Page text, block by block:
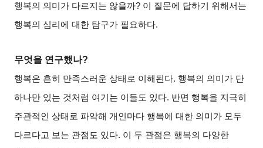
행복의 의미가 다르지는 않을까? 이 질문에 답하기 위해서는
행복의 심리에 대한 탐구가 필요하다.
무엇을 연구했나?
행복은 흔히 만족스러운 상태로 이해된다. 행복의 의미가 단
하나만 있는 것처럼 여기는 이들도 있다. 반면 행복을 지극히
주관적인 상태로 파악해 개인마다 행복에 대한 의미가 모두
다르다고 보는 관점도 있다. 이 두 관점은 행복의 다양한